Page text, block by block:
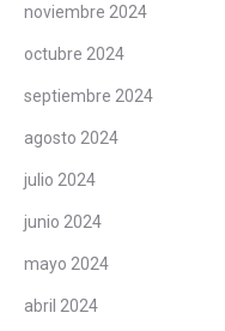
noviembre 2024
octubre 2024
septiembre 2024
agosto 2024
julio 2024
junio 2024
mayo 2024
abril 2024